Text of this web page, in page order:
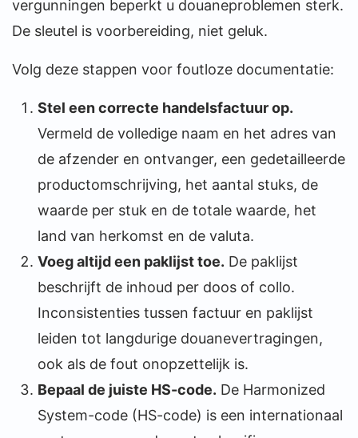
vergunningen beperkt u douaneproblemen sterk.
De sleutel is voorbereiding, niet geluk.
Volg deze stappen voor foutloze documentatie:
Stel een correcte handelsfactuur op.
Vermeld de volledige naam en het adres van
de afzender en ontvanger, een gedetailleerde
productomschrijving, het aantal stuks, de
waarde per stuk en de totale waarde, het
land van herkomst en de valuta.
Voeg altijd een paklijst toe. De paklijst
beschrijft de inhoud per doos of collo.
Inconsistenties tussen factuur en paklijst
leiden tot langdurige douanevertragingen,
ook als de fout onopzettelijk is.
Bepaal de juiste HS-code. De Harmonized
System-code (HS-code) is een internationaal